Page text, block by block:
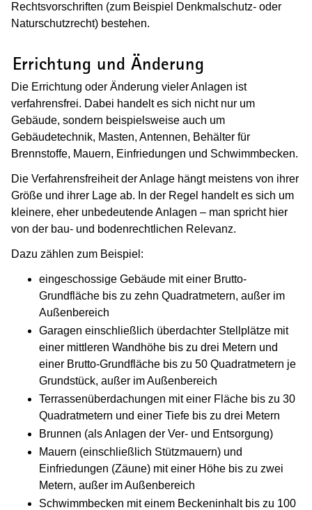
Rechtsvorschriften (zum Beispiel Denkmalschutz- oder
Naturschutzrecht) bestehen.
(Wird in einem neuen Fenster
Errichtung und Änderung
Die Errichtung oder Änderung vieler Anlagen ist
verfahrensfrei. Dabei handelt es sich nicht nur um
Gebäude, sondern beispielsweise auch um
Gebäudetechnik, Masten, Antennen, Behälter für
Brennstoffe, Mauern, Einfriedungen und Schwimmbecken.
Die Verfahrensfreiheit der Anlage hängt meistens von ihrer
Größe und ihrer Lage ab. In der Regel handelt es sich um
kleinere, eher unbedeutende Anlagen – man spricht hier
von der bau- und bodenrechtlichen Relevanz.
Dazu zählen zum Beispiel:
eingeschossige Gebäude mit einer Brutto-
Grundfläche bis zu zehn Quadratmetern, außer im
Außenbereich
Garagen einschließlich überdachter Stellplätze mit
einer mittleren Wandhöhe bis zu drei Metern und
einer Brutto-Grundfläche bis zu 50 Quadratmetern je
Grundstück, außer im Außenbereich
Terrassenüberdachungen mit einer Fläche bis zu 30
Quadratmetern und einer Tiefe bis zu drei Metern
Brunnen (als Anlagen der Ver- und Entsorgung)
Mauern (einschließlich Stützmauern) und
Einfriedungen (Zäune) mit einer Höhe bis zu zwei
Metern, außer im Außenbereich
Schwimmbecken mit einem Beckeninhalt bis zu 100